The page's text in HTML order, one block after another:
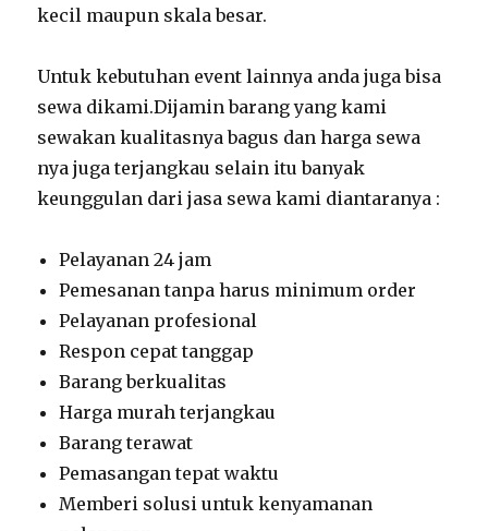
kecil maupun skala besar.
Untuk kebutuhan event lainnya anda juga bisa
sewa dikami.Dijamin barang yang kami
sewakan kualitasnya bagus dan harga sewa
nya juga terjangkau selain itu banyak
keunggulan dari jasa sewa kami diantaranya :
Pelayanan 24 jam
Pemesanan tanpa harus minimum order
Pelayanan profesional
Respon cepat tanggap
Barang berkualitas
Harga murah terjangkau
Barang terawat
Pemasangan tepat waktu
Memberi solusi untuk kenyamanan